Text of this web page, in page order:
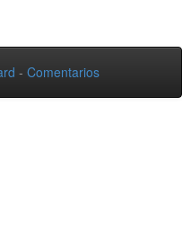
- Comentarios